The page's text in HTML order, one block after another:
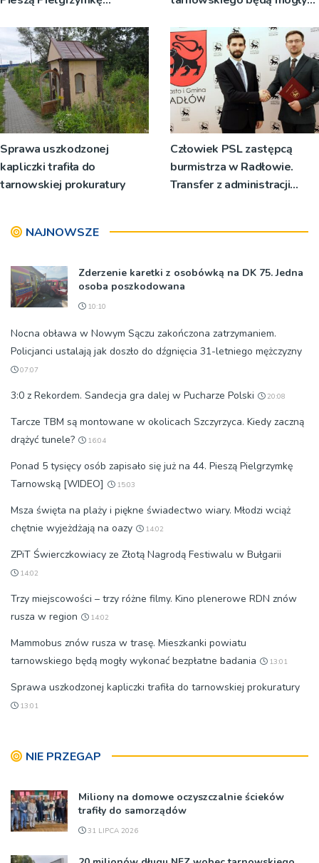
Sprawa uszkodzonej
kapliczki trafiła do
tarnowskiej prokuratury
Człowiek PSL zastępcą
burmistrza w Radłowie.
Transfer z administracji
NAJNOWSZE
Zderzenie karetki z osobówką na DK 75. Jedna
osoba poszkodowana
10:10
Nocna obława w Nowym Sączu zakończona zatrzymaniem.
Policjanci ustalają jak doszło do dźgnięcia 31-letniego mężczyzny
07:07
3:0 z Rekordem. Sandecja gra dalej w Pucharze Polski 20:08
Tarcze TBM są montowane w okolicach Szczyrzyca. Kiedy zaczną
drążyć tunele?
16:04
Ponad 5 tysięcy osób zapisało się już na 44. Pieszą Pielgrzymkę
Tarnowską [WIDEO]
15:03
Msza święta na plaży i piękne świadectwo wiary. Młodzi wciąż
chętnie wyjeżdżają na oazy
14:02
ZPiT Świerczkowiacy ze Złotą Nagrodą Festiwalu w Bułgarii
14:02
Trzy miejscowości – trzy różne filmy. Kino plenerowe RDN znów
rusza w region
14:02
Mammobus znów rusza w trasę. Mieszkanki powiatu
tarnowskiego będą mogły wykonać bezpłatne badania
13:01
Sprawa uszkodzonej kapliczki trafiła do tarnowskiej prokuratury
13:01
NIE PRZEGAP
Miliony na domowe oczyszczalnie ścieków
trafiły do samorządów
31 LIPCA 2026